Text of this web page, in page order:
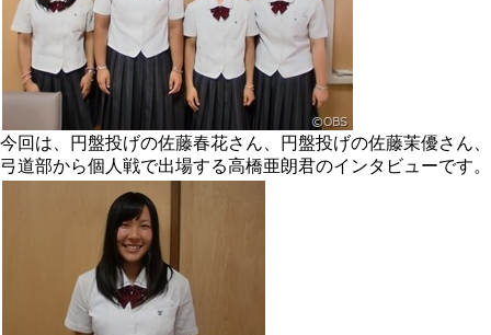
今回は、円盤投げの佐藤春花さん、円盤投げの佐藤茉優さん、
弓道部から個人戦で出場する高橋亜朗君のインタビューです。